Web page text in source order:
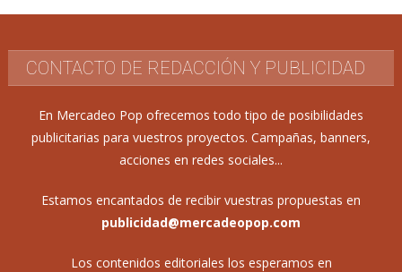
CONTACTO DE REDACCIÓN Y PUBLICIDAD
En Mercadeo Pop ofrecemos todo tipo de posibilidades
publicitarias para vuestros proyectos. Campañas, banners,
acciones en redes sociales...
Estamos encantados de recibir vuestras propuestas en
publicidad@mercadeopop.com
Los contenidos editoriales los esperamos en